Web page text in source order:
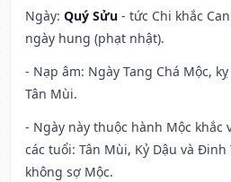
Ngày: Quý Sửu - tức Chi khắc
ngày hung (phạt nhật).
- Nạp âm: Ngày Tang Chá Mộc,
Tân Mùi.
- Ngày này thuộc hành Mộc
các tuổi: Tân Mùi, Kỷ Dậu và
không sợ Mộc.